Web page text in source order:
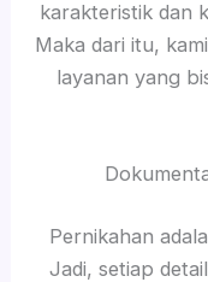
karakteristik dan
Maka dari itu,
layanan yang
Pernikahan
Jadi, setiap